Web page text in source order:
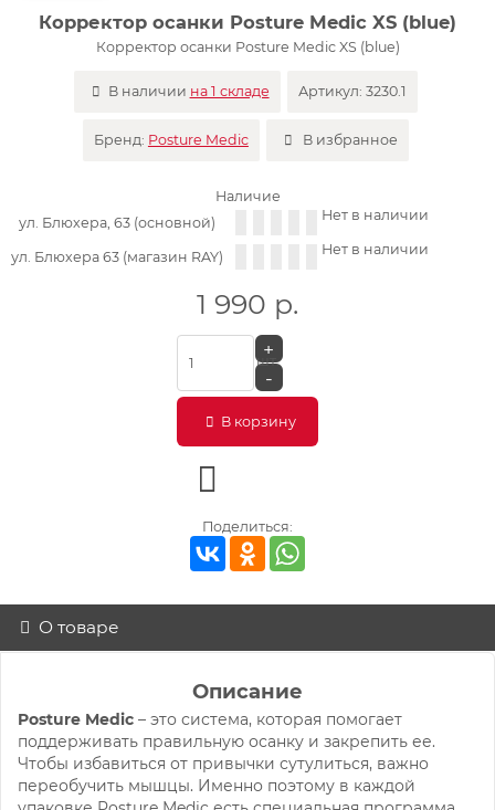
Корректор осанки Posture Medic XS (blue)
Корректор осанки Posture Medic XS (blue)
В наличии на 1 складе Артикул: 3230.1
Бренд: Posture Medic В избранное
Наличие
ул. Блюхера, 63 (основной)
Нет в наличии
ул. Блюхера 63 (магазин RAY) Нет в наличии
1 990 р.
шт.
+
-
В корзину
Поделиться:
О товаре
Описание
Posture Medic – это система, которая помогает
поддерживать правильную осанку и закрепить ее.
Чтобы избавиться от привычки сутулиться, важно
переобучить мышцы. Именно поэтому в каждой